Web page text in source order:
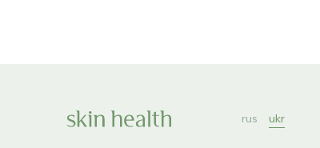
rus ukr